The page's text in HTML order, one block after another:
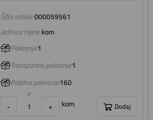
Šifra artikla:000059561
Jedinica mjere: kom
Pakiranje:1
Transportno pakiranje:1
Paletno pakiranje:160
- + kom Dodaj